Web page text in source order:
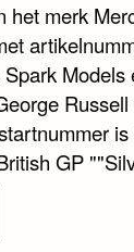
het merk
GP